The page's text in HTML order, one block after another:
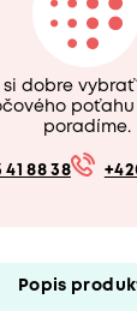
dobre
poradíme.
41 88 38
Popis